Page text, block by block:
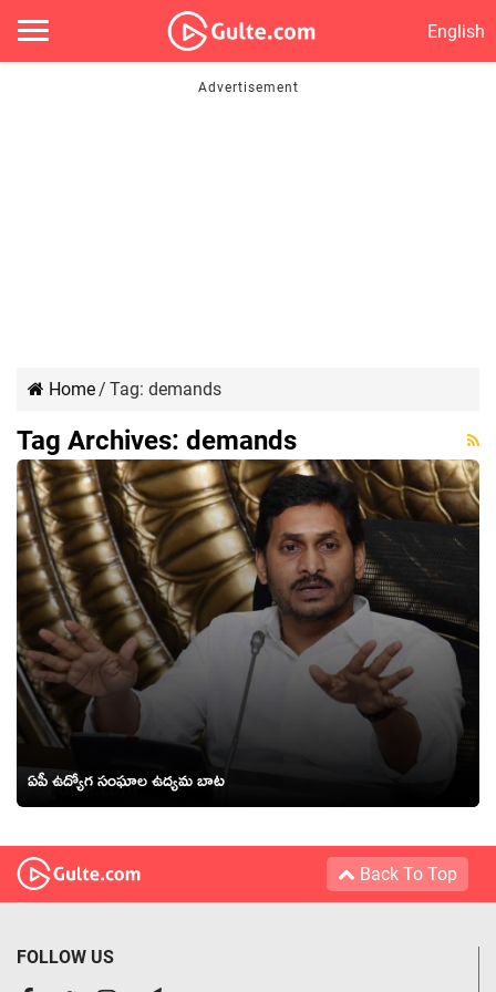
English
Home/ Tag: demands
Tag Archives: demands
ఏపీ ఉద్యోగ సంఘాల ఉద్యమ బాట
Back To Top
FOLLOW US